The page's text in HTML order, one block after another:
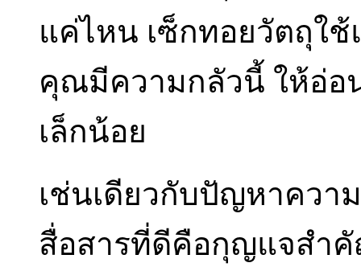
แค่ไหน เซ็กทอยวัตถุใ
คุณมีความกลัวนี้ ให้อ่อ
เล็กน้อย
เช่นเดียวกับปัญหาคว
สื่อสารที่ดีคือกุญแจสำคั